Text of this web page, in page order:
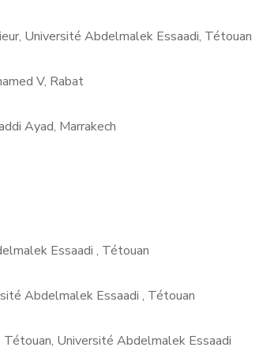
Université Abdelmalek Essaadi, Tétouan
V, Rabat
Ayad, Marrakech
Essaadi , Tétouan
Abdelmalek Essaadi , Tétouan
Tétouan, Université Abdelmalek Essaadi